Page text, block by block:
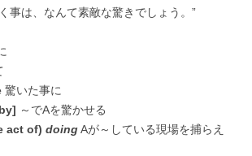
事は、なんて素敵な驚きでしょう。”
驚いた事に
～でAを驚かせる
act of) doingAが～している現場を捕らえ